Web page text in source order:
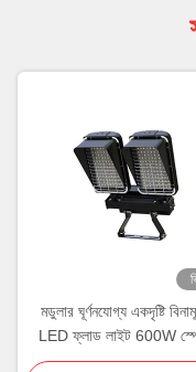
মডুলার ঘূর্ণনযোগ্য একদৃষ্টি
LED ফ্লাড লাইট 600W
ফ্লাড লাইট